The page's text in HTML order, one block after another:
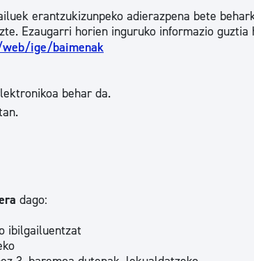
erantzukizunpeko adierazpena bete
Ezaugarri horien inguruko informazio guztia
ige/baimenak
behar da.
dago:
ibilgailuentzat